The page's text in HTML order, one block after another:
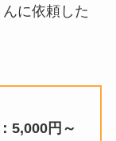
に依頼した
5,000円～